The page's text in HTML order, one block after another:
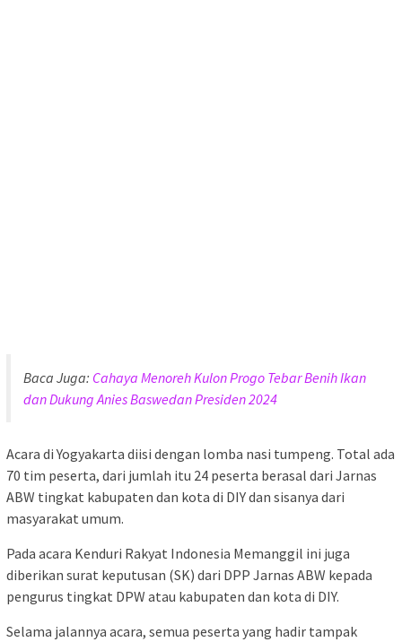
Baca Juga: Cahaya Menoreh Kulon Progo Tebar Benih Ikan
dan Dukung Anies Baswedan Presiden 2024
Acara di Yogyakarta diisi dengan lomba nasi tumpeng. Total ada
70 tim peserta, dari jumlah itu 24 peserta berasal dari Jarnas
ABW tingkat kabupaten dan kota di DIY dan sisanya dari
masyarakat umum.
Pada acara Kenduri Rakyat Indonesia Memanggil ini juga
diberikan surat keputusan (SK) dari DPP Jarnas ABW kepada
pengurus tingkat DPW atau kabupaten dan kota di DIY.
Selama jalannya acara, semua peserta yang hadir tampak